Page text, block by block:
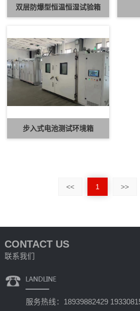
双层防爆型恒温恒湿试验箱
步入式电池测试环境箱
<< 1 >>
CONTACT US
联系我们
服务热线：18939882429